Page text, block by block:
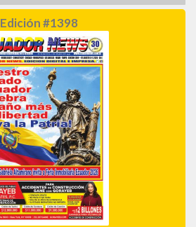
Edición #1398